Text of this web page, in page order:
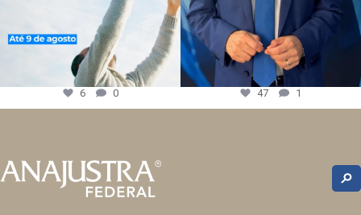
6 0 47 1